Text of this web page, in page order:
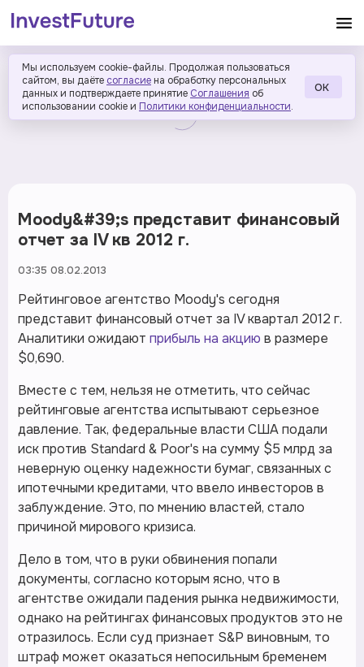
Мы используем cookie-файлы. Продолжая пользоваться
сайтом, вы даёте согласие на обработку персональных
данных и подтверждаете принятие Соглашения об
использовании cookie и Политики конфиденциальности.
ОК
Moody&#39;s представит финансовый
отчет за IV кв 2012 г.
03:35 08.02.2013
Рейтинговое агентство Moody's сегодня
представит финансовый отчет за IV квартал 2012 г.
Аналитики ожидают прибыль на акцию в размере
$0,690.
Вместе с тем, нельзя не отметить, что сейчас
рейтинговые агентства испытывают серьезное
давление. Так, федеральные власти США подали
иск против Standard & Poor's на сумму $5 млрд за
неверную оценку надежности бумаг, связанных с
ипотечными кредитами, что ввело инвесторов в
заблуждение. Это, по мнению властей, стало
причиной мирового кризиса.
Дело в том, что в руки обвинения попали
документы, согласно которым ясно, что в
агентстве ожидали падения рынка недвижимости,
однако на рейтингах финансовых продуктов это не
отразилось. Если суд признает S&P виновным, то
штраф может оказаться непосильным бременем